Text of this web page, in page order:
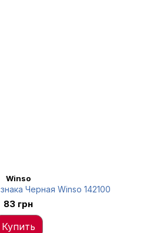
Winso
Черная Winso 142100
83 грн
Купить